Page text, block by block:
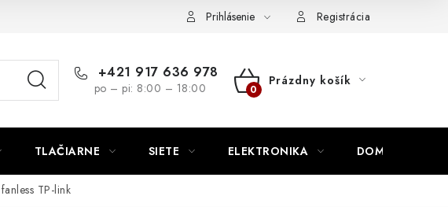
Napíšte námPrihlásenie Registrácia
+421 917 636 978
po – pi: 8:00 – 18:00
NÁKUPNÝ
Prázdny košík
TLAČIARNE SIETE ELEKTRONIKA DOMÁCNOSŤ
TP-link